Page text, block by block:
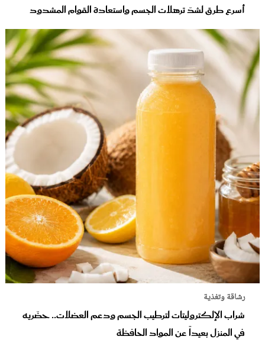
أسرع طرق لشدّ ترهلات الجسم واستعادة القوام المشدود
رشاقة وتغذية
شراب الإلكتروليتات لترطيب الجسم ودعم العضلات.. حضّريه
في المنزل بعيداً عن المواد الحافظة